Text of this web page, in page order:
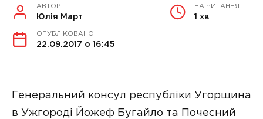
АВТОР
Юлія Март
НА ЧИТАННЯ
1 хв
ОПУБЛІКОВАНО
22.09.2017 о 16:45
Генеральний консул республіки Угорщина
в Ужгороді Йожеф Бугайло та Почесний